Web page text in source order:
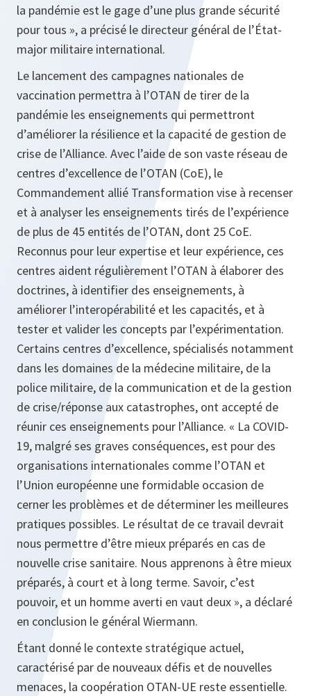
la pandémie est le gage d’une plus grande sécurité
pour tous », a précisé le directeur général de l’État-
major militaire international.
Le lancement des campagnes nationales de
vaccination permettra à l’OTAN de tirer de la
pandémie les enseignements qui permettront
d’améliorer la résilience et la capacité de gestion de
crise de l’Alliance. Avec l’aide de son vaste réseau de
centres d’excellence de l’OTAN (CoE), le
Commandement allié Transformation vise à recenser
et à analyser les enseignements tirés de l’expérience
de plus de 45 entités de l’OTAN, dont 25 CoE.
Reconnus pour leur expertise et leur expérience, ces
centres aident régulièrement l’OTAN à élaborer des
doctrines, à identifier des enseignements, à
améliorer l’interopérabilité et les capacités, et à
tester et valider les concepts par l’expérimentation.
Certains centres d’excellence, spécialisés notamment
dans les domaines de la médecine militaire, de la
police militaire, de la communication et de la gestion
de crise/réponse aux catastrophes, ont accepté de
réunir ces enseignements pour l’Alliance. « La COVID-
19, malgré ses graves conséquences, est pour des
organisations internationales comme l’OTAN et
l’Union européenne une formidable occasion de
cerner les problèmes et de déterminer les meilleures
pratiques possibles. Le résultat de ce travail devrait
nous permettre d’être mieux préparés en cas de
nouvelle crise sanitaire. Nous apprenons à être mieux
préparés, à court et à long terme. Savoir, c’est
pouvoir, et un homme averti en vaut deux », a déclaré
en conclusion le général Wiermann.
Étant donné le contexte stratégique actuel,
caractérisé par de nouveaux défis et de nouvelles
menaces, la coopération OTAN-UE reste essentielle.